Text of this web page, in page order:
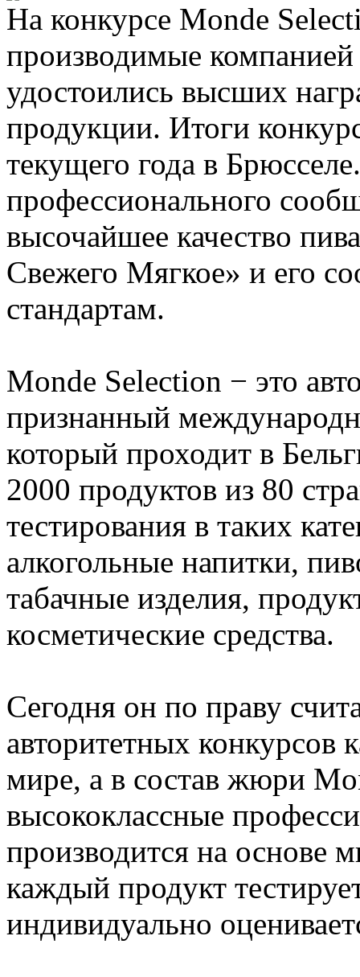
На конкурсе Monde
производимые
удостоились высших
продукции. Итоги
текущего года в
профессионального
высочайшее качество
Свежего Мягкое» и его
стандартам.
Monde Selection − это
признанный
который проходит в
2000 продуктов из 80
тестирования в таких
алкогольные напитки,
табачные изделия,
косметические средства.
Сегодня он по праву
авторитетных конкурсов
мире, а в состав жюри
высококлассные
производится на основе
каждый продукт
индивидуально